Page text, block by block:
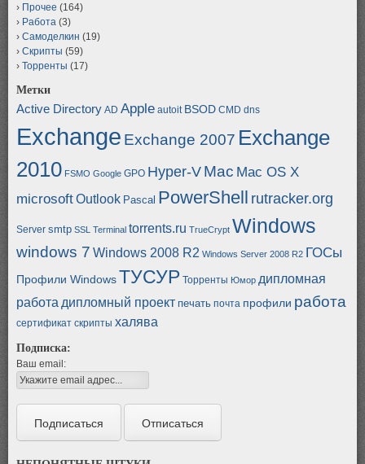
Прочее (164)
Работа (3)
Самоделкин (19)
Скрипты (59)
Торренты (17)
Метки
Active Directory AD Apple autoit BSOD CMD dns
Exchange Exchange 2007 Exchange
2010 FSMO Google GPO Hyper-V Mac Mac OS X
microsoftOutlook Pascal PowerShell rutracker.org
Server smtp SSL Terminal torrents.ru TrueCrypt Windows
windows 7 Windows 2008 R2 Windows Server 2008 R2 ГОСы
Профили WindowsТУСУР Торренты Юмор дипломная
работа дипломный проект печать почта профили работа
сертификат скрипты халява
Подписка:
Ваш email: